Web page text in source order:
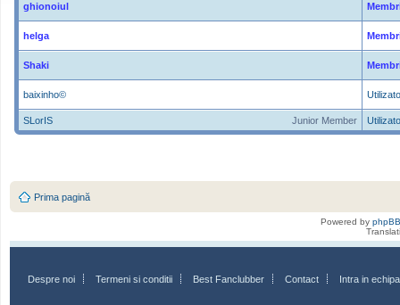
ghionoiul
helga
Shaki
baixinho©
Junior Member
SLorIS
Prima pagină
Powered by phpBB
Despre noi Termeni si conditii Best Fanclubber Contact Intra in